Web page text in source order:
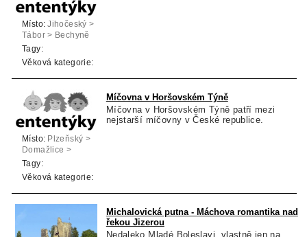
Místo: Jihočeský >
Tábor > Bechyně
Tagy:
Věková kategorie:
Míčovna v Horšovském Týně
Míčovna v Horšovském Týně patří mezi
nejstarší míčovny v České republice.
Místo: Plzeňský >
Domažlice >
Horšovský Týn
Tagy:
Věková kategorie:
Michalovická putna - Máchova romantika nad
řekou Jizerou
Nedaleko Mladé Boleslavi, vlastně jen na